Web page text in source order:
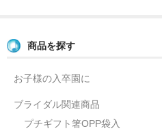
商品を探す
お子様の入卒園に
ブライダル関連商品
プチギフト箸OPP袋入